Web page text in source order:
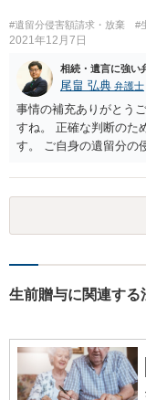
#遺留分侵害額請求・放棄 #
2021年12月7日
相続・遺言に強い
尾畠 弘典 弁護士
事情の補充ありがとう
すね。 正確な判断のた
す。 ご自身の遺留分の
相談されるのが良いと
生前贈与に関連する